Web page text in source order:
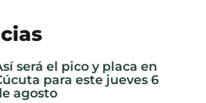
será el pico y placa en
para este jueves 6
agosto